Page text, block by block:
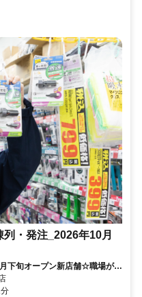
・発注_2026年10月
下旬オープン新店舗☆職場が綺